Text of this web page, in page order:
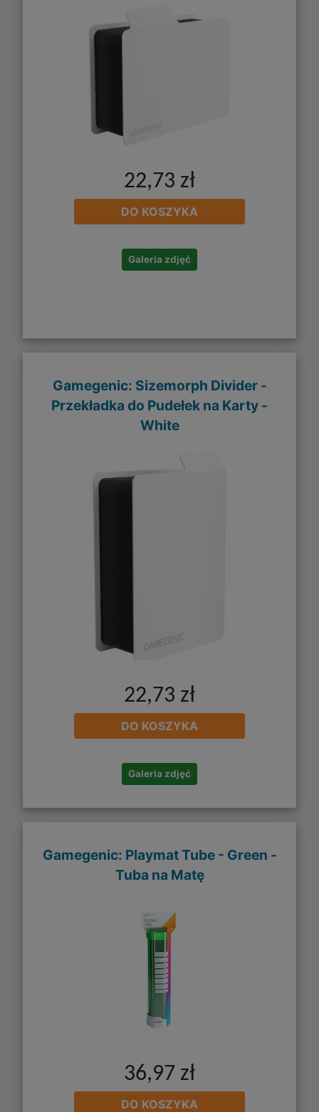
22,73 zł
DO KOSZYKA
Galeria zdjęć
Gamegenic: Sizemorph Divider -
Przekładka do Pudełek na Karty -
White
22,73 zł
DO KOSZYKA
Galeria zdjęć
Gamegenic: Playmat Tube - Green -
Tuba na Matę
36,97 zł
DO KOSZYKA